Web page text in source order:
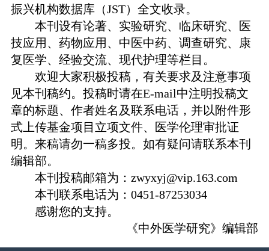
振兴机构数据库（JST）全文收录。
本刊设有论著、实验研究、临床研究、医
技应用、药物应用、中医中药、调查研究、康
复医学、经验交流、现代护理等栏目 。
欢迎大家积极投稿，有关要求及注意事项
见本刊稿约。投稿时请在E-mail中注明投稿文
章的标题、作者姓名及联系电话，并以附件形
式上传基金项目立项文件、医学伦理审批证
明。来稿请勿一稿多投。如有疑问请联系本刊
编辑部。
本刊投稿邮箱为：zwyxyj@vip.163.com
本刊联系电话为： 0451-87253034
感谢您的支持。
《中外医学研究》编辑部